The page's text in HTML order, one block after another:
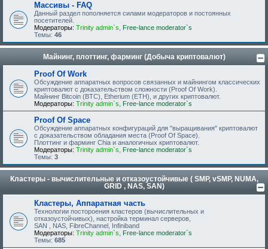
Массивы - FAQ
Данный раздел пополняется силами модераторов и постоянных
посетителей.
Модераторы: Trinity admin`s
Free-lance moderator`s
Темы: 46
Майнинг, плоттинг, фарминг (Добыча криптовалют)
Proof Of Work
Обсуждение аппаратных вопросов связанных и майнингом классических
криптовалют с доказательством сложности (Proof Of Work).
Майнинг Bitcoin (BTC), Etherium (ETH), и других криптовалют.
Модераторы: Trinity admin`s Free-lance moderator`s
Proof Of Space
Обсуждение аппаратных конфигураций для "выращивания" криптовалют
с доказательством обладания места (Proof Of Space).
Плоттинг и фарминг Chia и аналогичных криптовалют.
Модераторы: Trinity admin`s
Free-lance moderator`s
Темы: 3
Кластеры - вычислительные и отказоустойчивые ( SMP, vSMP, NUMA,
GRID , NAS, SAN)
Кластеры, Аппаратная часть
Технологии постороения кластеров (вычислительных и
отказоустойчивых), настройка терминал серверов,
SAN , NAS, FibreChannel, Infiniband
Модераторы: Trinity admin`s
Free-lance moderator`s
Темы: 685